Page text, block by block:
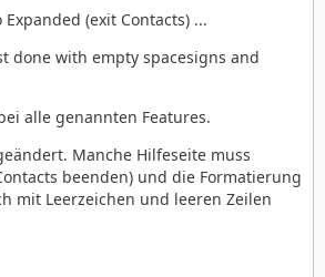
(exit Contacts) ...
done with empty spacesigns and
alle genannten Features.
Manche Hilfeseite muss
beenden) und die Formatierung
mit Leerzeichen und leeren Zeilen